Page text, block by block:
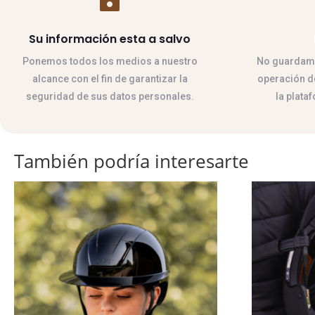
Su información esta a salvo
Ponemos todos los medios a nuestro
alcance con el fin de garantizar la
seguridad de sus datos personales.
No
operación
la
También podría interesarte
Este
producto
tiene
múltiples
variantes.
Las
opciones
Este
producto
múltiples
variantes.
Las
opciones